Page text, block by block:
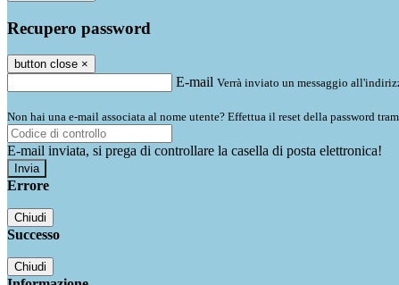
Recupero password
button close ×
E-mail Verrà inviato un messaggio
Non hai una e-mail associata al nome utente? Effettua il reset della password
E-mail inviata, si prega di controllare la casella di posta elettronica!
Errore
Chiudi
Successo
Chiudi